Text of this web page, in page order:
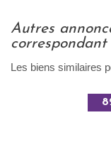
autres annonces immobilières
Les biens similaires